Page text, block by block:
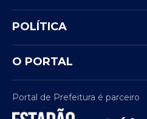
POLÍTICA
O PORTAL
Portal de Prefeitura é parceiro